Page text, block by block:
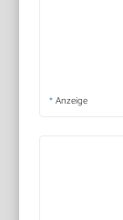
* Anzeige